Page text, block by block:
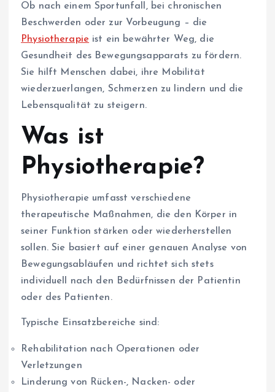
Ob nach einem Sportunfall, bei chronischen
Beschwerden oder zur Vorbeugung – die
Physiotherapie ist ein bewährter Weg, die
Gesundheit des Bewegungsapparats zu fördern.
Sie hilft Menschen dabei, ihre Mobilität
wiederzuerlangen, Schmerzen zu lindern und die
Lebensqualität zu steigern.
Was ist
Physiotherapie?
Physiotherapie umfasst verschiedene
therapeutische Maßnahmen, die den Körper in
seiner Funktion stärken oder wiederherstellen
sollen. Sie basiert auf einer genauen Analyse von
Bewegungsabläufen und richtet sich stets
individuell nach den Bedürfnissen der Patientin
oder des Patienten.
Typische Einsatzbereiche sind:
Rehabilitation nach Operationen oder
Verletzungen
Linderung von Rücken-, Nacken- oder